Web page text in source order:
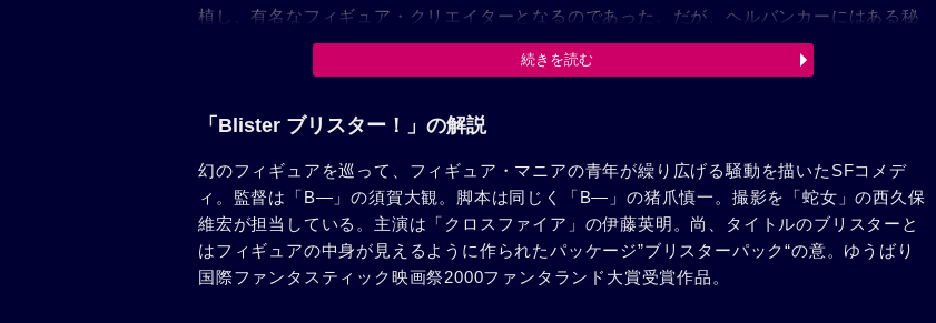
植し、有名なフィギュア・クリエイターとなるのであった。だが、ヘルバンカーにはある秘
密が隠されていたのである。それは、地球の自転の研究をしていたスーン博士が、自転を制
御する装置のパスワードとして、ヘルバンカーの音声を使用していたことだった……。再び
にヘルバンカーの音声スイッチを押した！
続きを読む
「Blister ブリスター！」の解説
幻のフィギュアを巡って、フィギュア・マニアの青年が繰り広げる騒動を描いたSFコメデ
ィ。監督は「B―」の須賀大観。脚本は同じく「B―」の猪爪慎一。撮影を「蛇女」の西久保
維宏が担当している。主演は「クロスファイア」の伊藤英明。尚、タイトルのブリスターと
はフィギュアの中身が見えるように作られたパッケージ”ブリスターパック“の意。ゆうばり
国際ファンタスティック映画祭2000ファンタランド大賞受賞作品。